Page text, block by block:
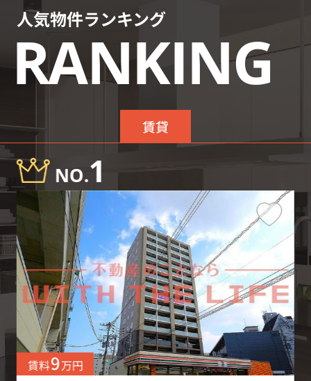
人気物件ランキング
RANKING
賃貸
NO.1
賃料9万円